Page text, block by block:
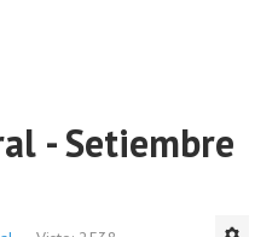
- Setiembre